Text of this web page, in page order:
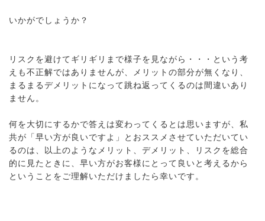
いかがでしょうか？
リスクを避けてギリギリまで様子を見ながら・・・という考
えも不正解ではありませんが、メリットの部分が無くなり、
まるまるデメリットになって跳ね返ってくるのは間違いあり
ません。
何を大切にするかで答えは変わってくるとは思いますが、私
共が「早い方が良いですよ」とおススメさせていただいてい
るのは、以上のようなメリット、デメリット、リスクを総合
的に見たときに、早い方がお客様にとって良いと考えるから
ということをご理解いただけましたら幸いです。